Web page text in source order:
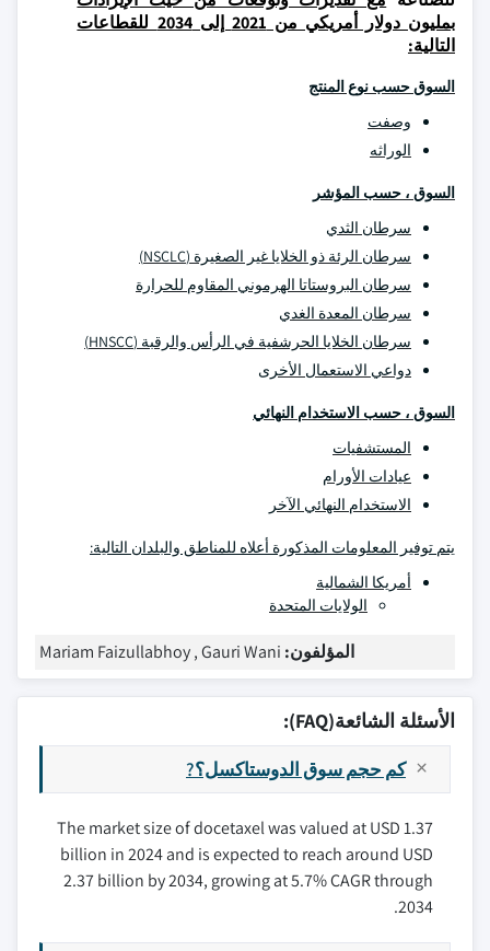
بمليون دولار أمريكي من 2021 إلى 2034 للقطاعات
التالية:
السوق حسب نوع المنتج
وصفت
الوراثه
السوق ، حسب المؤشر
سرطان الثدي
سرطان الرئة ذو الخلايا غير الصغيرة (NSCLC)
سرطان البروستاتا الهرموني المقاوم للحرارة
سرطان المعدة الغدي
سرطان الخلايا الحرشفية في الرأس والرقبة (HNSCC)
دواعي الاستعمال الأخرى
السوق ، حسب الاستخدام النهائي
المستشفيات
عيادات الأورام
الاستخدام النهائي الآخر
يتم توفير المعلومات المذكورة أعلاه للمناطق والبلدان التالية:
أمريكا الشمالية
الولايات المتحدة
المؤلفون: Mariam Faizullabhoy , Gauri Wani
الأسئلة الشائعة(FAQ):
كم حجم سوق الدوستاكسل؟?
The market size of docetaxel was valued at USD 1.37
billion in 2024 and is expected to reach around USD
2.37 billion by 2034, growing at 5.7% CAGR through
2034.